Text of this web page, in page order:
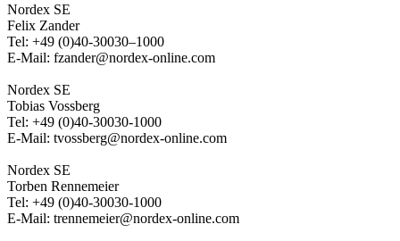
Nordex SE
Felix Zander
Tel: +49 (0)40-30030–1000
E-Mail: fzander@nordex-online.com
Nordex SE
Tobias Vossberg
Tel: +49 (0)40-30030-1000
E-Mail: tvossberg@nordex-online.com
Nordex SE
Torben Rennemeier
Tel: +49 (0)40-30030-1000
E-Mail: trennemeier@nordex-online.com